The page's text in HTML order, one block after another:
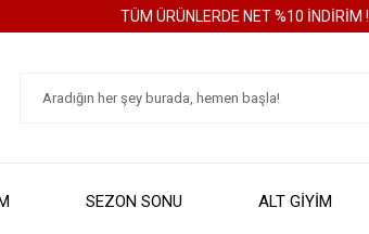
TÜM ÜRÜNLERDE NET %10 İNDİRİM !
SEZON SONU ALT GİYİM